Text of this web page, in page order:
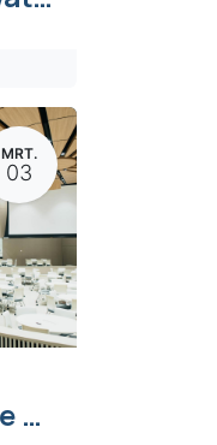
MRT.
03
Dawaco Ecologie gebruikersdag 2026